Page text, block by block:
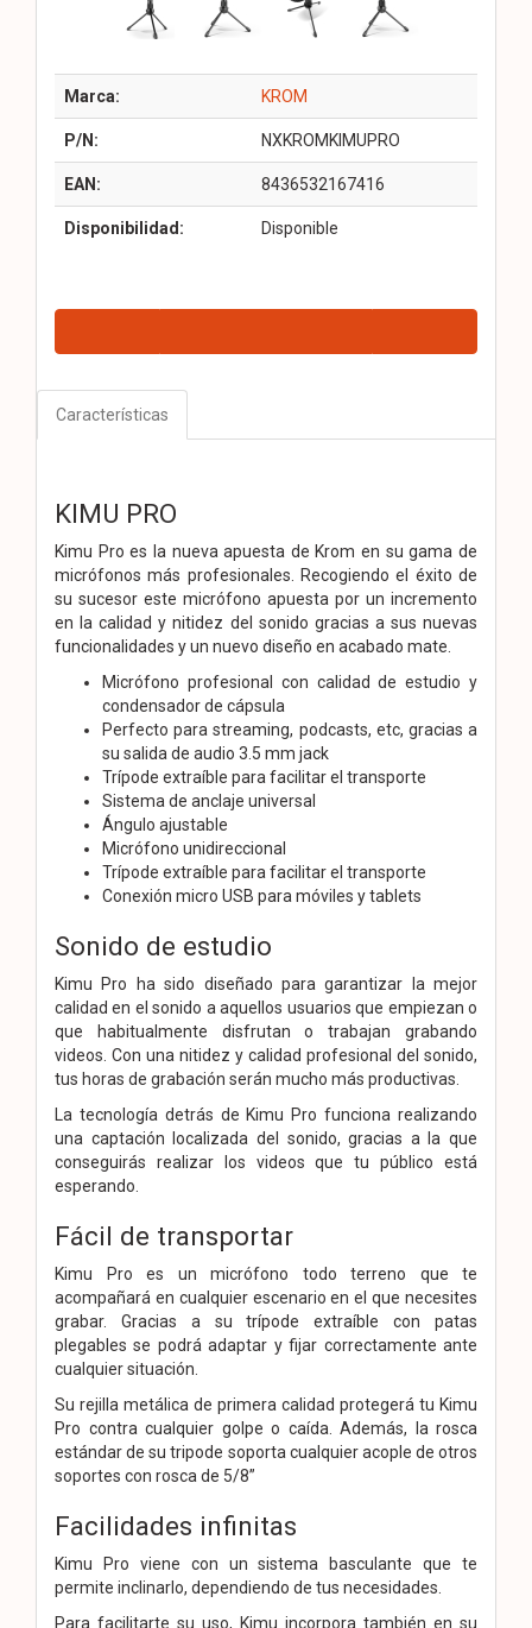
Marca: KROM
P/N: NXKROMKIMUPRO
EAN: 8436532167416
Disponibilidad: Disponible
Características
KIMU PRO
Kimu Pro es la nueva apuesta de Krom en su gama de
micrófonos más profesionales. Recogiendo el éxito de
su sucesor este micrófono apuesta por un incremento
en la calidad y nitidez del sonido gracias a sus nuevas
funcionalidades y un nuevo diseño en acabado mate.
Micrófono profesional con calidad de estudio y
condensador de cápsula
Perfecto para streaming, podcasts, etc, gracias a
su salida de audio 3.5 mm jack
Trípode extraíble para facilitar el transporte
Sistema de anclaje universal
Ángulo ajustable
Micrófono unidireccional
Trípode extraíble para facilitar el transporte
Conexión micro USB para móviles y tablets
Sonido de estudio
Kimu Pro ha sido diseñado para garantizar la mejor
calidad en el sonido a aquellos usuarios que empiezan o
que habitualmente disfrutan o trabajan grabando
videos. Con una nitidez y calidad profesional del sonido,
tus horas de grabación serán mucho más productivas.
La tecnología detrás de Kimu Pro funciona realizando
una captación localizada del sonido, gracias a la que
conseguirás realizar los videos que tu público está
esperando.
Fácil de transportar
Kimu Pro es un micrófono todo terreno que te
acompañará en cualquier escenario en el que necesites
grabar. Gracias a su trípode extraíble con patas
plegables se podrá adaptar y fijar correctamente ante
cualquier situación.
Su rejilla metálica de primera calidad protegerá tu Kimu
Pro contra cualquier golpe o caída. Además, la rosca
estándar de su tripode soporta cualquier acople de otros
soportes con rosca de 5/8”
Facilidades infinitas
Kimu Pro viene con un sistema basculante que te
permite inclinarlo, dependiendo de tus necesidades.
Para facilitarte su uso, Kimu incorpora también en su